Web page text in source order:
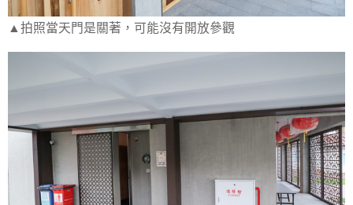
▲拍照當天門是關著，可能沒有開放參觀